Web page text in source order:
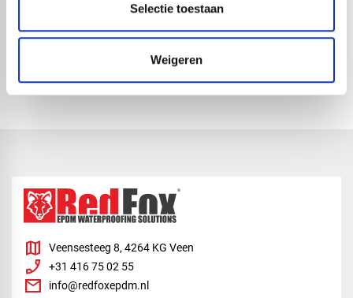
Selectie toestaan
Weigeren
DAKBEDEKKING ZWART |
1,14MM DIK | 90CM X 30,5M
DAKBEDEKKING ZWART |
1,14MM DIK | 80CM X 30,5M
map Veensesteeg 8, 4264 KG Veen
phone_enabled +31 416 75 02 55
mail info@redfoxepdm.nl